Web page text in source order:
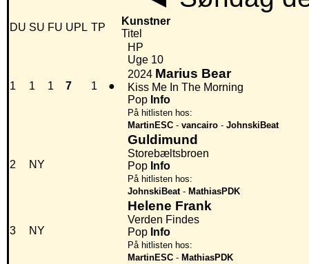
DU SU FU UPL TP
Kunstner
Titel
1 1 1 7 1 ●
HP
Uge 10
2024 Marius Bear
Kiss Me In The Morning
Pop Info
På hitlisten hos:
MartinESC - vancairo - JohnskiBeat
2 NY
Guldimund
Storebæltsbroen
Pop Info
På hitlisten hos:
JohnskiBeat- MathiasPDK
3 NY
Helene Frank
Verden Findes
Pop Info
På hitlisten hos:
MartinESC - MathiasPDK